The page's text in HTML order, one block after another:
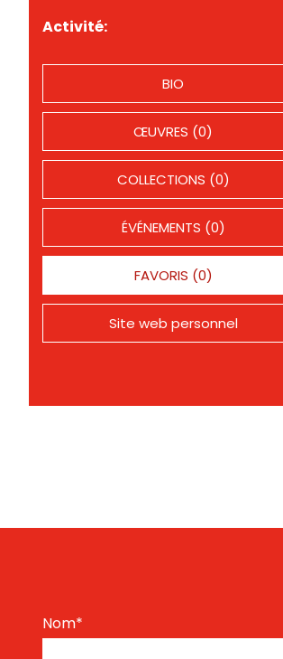
Activité:
BIO
ŒUVRES (0)
COLLECTIONS (0)
ÉVÉNEMENTS (0)
FAVORIS (0)
Site web personnel
Nom*